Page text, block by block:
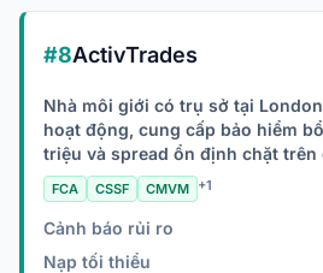
#8ActivTrades
Nhà môi giới có trụ sở tại
hoạt động, cung cấp bảo hiểm
triệu và spread ổn định chặt trên
FCA CSSF CMVM +1
Cảnh báo rủi ro
Nạp tối thiểu